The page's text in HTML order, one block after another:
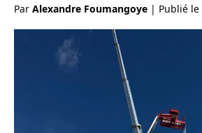
Par Alexandre Foumangoye | Publié le